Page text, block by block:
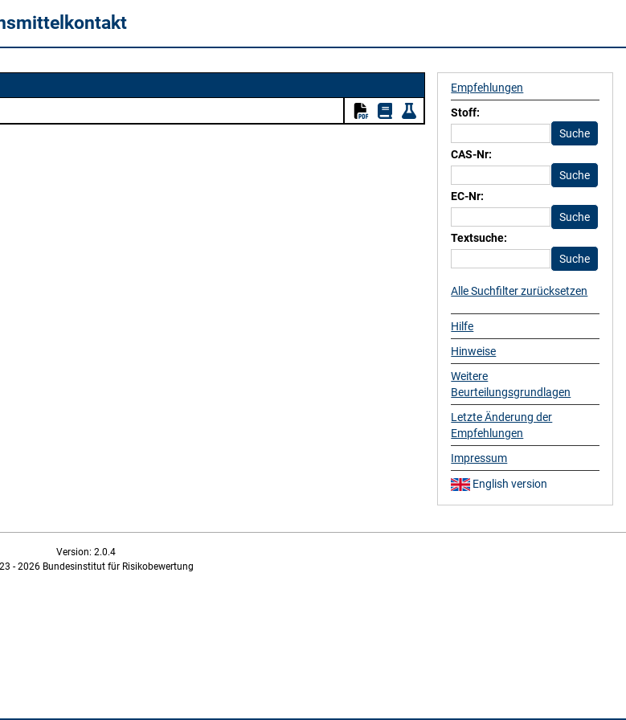
Empfehlungen
Stoff:
CAS-Nr:
EC-Nr:
Textsuche:
Alle Suchfilter zurücksetzen
Hilfe
Hinweise
Weitere
Beurteilungsgrundlagen
Letzte Änderung der
Empfehlungen
Impressum
English version
Version: 2.0.4
- 2026 Bundesinstitut für Risikobewertung